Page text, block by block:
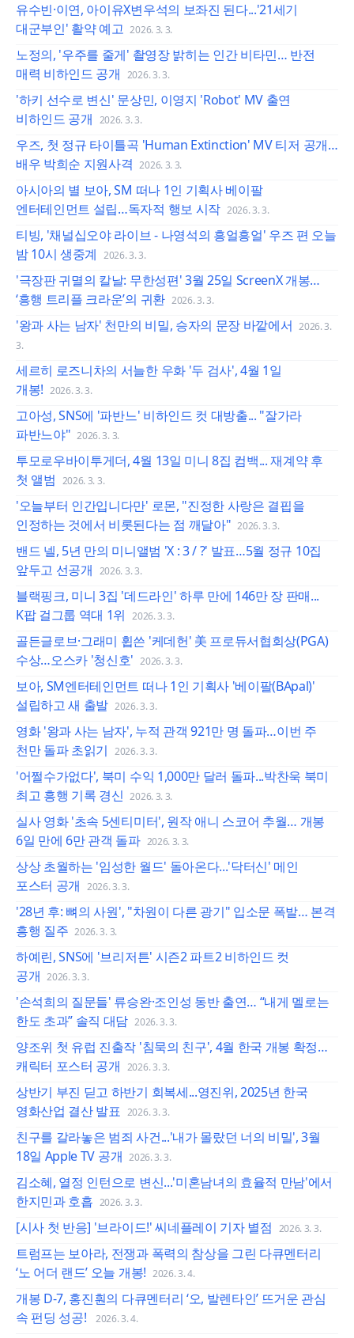
유수빈·이연, 아이유X변우석의 보좌진 된다...'21세기
대군부인' 활약 예고 2026. 3. 3.
노정의, '우주를 줄게' 촬영장 밝히는 인간 비타민… 반전
매력 비하인드 공개 2026. 3. 3.
'하키 선수로 변신' 문상민, 이영지 'Robot' MV 출연
비하인드 공개 2026. 3. 3.
우즈, 첫 정규 타이틀곡 'Human Extinction' MV 티저 공개…
배우 박희순 지원사격 2026. 3. 3.
아시아의 별 보아, SM 떠나 1인 기획사 베이팔
엔터테인먼트 설립…독자적 행보 시작 2026. 3. 3.
티빙, '채널십오야 라이브 - 나영석의 흥얼흥얼' 우즈 편 오늘
밤 10시 생중계 2026. 3. 3.
'극장판 귀멸의 칼날: 무한성편' 3월 25일 ScreenX 개봉…
‘흥행 트리플 크라운’의 귀환 2026. 3. 3.
'왕과 사는 남자' 천만의 비밀, 승자의 문장 바깥에서 2026. 3.
3.
세르히 로즈니차의 서늘한 우화 '두 검사', 4월 1일
개봉! 2026. 3. 3.
고아성, SNS에 '파반느' 비하인드 컷 대방출... "잘가라
파반느야" 2026. 3. 3.
투모로우바이투게더, 4월 13일 미니 8집 컴백... 재계약 후
첫 앨범 2026. 3. 3.
'오늘부터 인간입니다만' 로몬, "진정한 사랑은 결핍을
인정하는 것에서 비롯된다는 점 깨달아" 2026. 3. 3.
밴드 넬, 5년 만의 미니앨범 'X : 3 / ?' 발표…5월 정규 10집
앞두고 선공개 2026. 3. 3.
블랙핑크, 미니 3집 '데드라인' 하루 만에 146만 장 판매...
K팝 걸그룹 역대 1위 2026. 3. 3.
골든글로브·그래미 휩쓴 '케데헌' 美 프로듀서협회상(PGA)
수상…오스카 '청신호' 2026. 3. 3.
보아, SM엔터테인먼트 떠나 1인 기획사 '베이팔(BApal)'
설립하고 새 출발 2026. 3. 3.
영화 '왕과 사는 남자', 누적 관객 921만 명 돌파…이번 주
천만 돌파 초읽기 2026. 3. 3.
'어쩔수가없다', 북미 수익 1,000만 달러 돌파...박찬욱 북미
최고 흥행 기록 경신 2026. 3. 3.
실사 영화 '초속 5센티미터', 원작 애니 스코어 추월… 개봉
6일 만에 6만 관객 돌파 2026. 3. 3.
상상 초월하는 '임성한 월드' 돌아온다...'닥터신' 메인
포스터 공개 2026. 3. 3.
'28년 후: 뼈의 사원', "차원이 다른 광기" 입소문 폭발… 본격
흥행 질주 2026. 3. 3.
하예린, SNS에 '브리저튼' 시즌2 파트2 비하인드 컷
공개 2026. 3. 3.
'손석희의 질문들' 류승완·조인성 동반 출연… “내게 멜로는
한도 초과” 솔직 대담 2026. 3. 3.
양조위 첫 유럽 진출작 '침묵의 친구', 4월 한국 개봉 확정…
캐릭터 포스터 공개 2026. 3. 3.
상반기 부진 딛고 하반기 회복세...영진위, 2025년 한국
영화산업 결산 발표 2026. 3. 3.
친구를 갈라놓은 범죄 사건...'내가 몰랐던 너의 비밀', 3월
18일 Apple TV 공개 2026. 3. 3.
김소혜, 열정 인턴으로 변신...'미혼남녀의 효율적 만남'에서
한지민과 호흡 2026. 3. 3.
[시사 첫 반응] '브라이드!' 씨네플레이 기자 별점 2026. 3. 3.
트럼프는 보아라, 전쟁과 폭력의 참상을 그린 다큐멘터리
‘노 어더 랜드’ 오늘 개봉! 2026. 3. 4.
개봉 D-7, 홍진훤의 다큐멘터리 ‘오, 발렌타인’ 뜨거운 관심
속 펀딩 성공!
2026. 3. 4.